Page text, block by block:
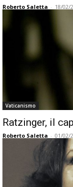
Roberto Saletta - 18/02/
Vaticanismo
Ratzinger, il
Roberto Saletta - 01/02/